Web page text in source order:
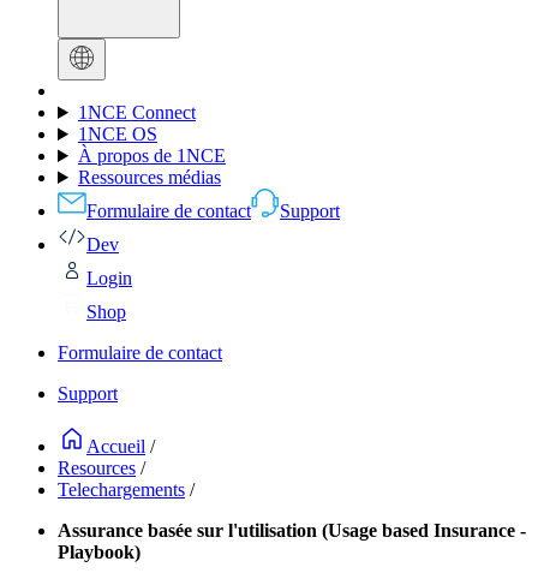
1NCE Connect
1NCE OS
À propos de 1NCE
Ressources médias
Formulaire de contact
Support
Dev
Login
Shop
Formulaire de contact
Support
Accueil /
Resources /
Telechargements /
Assurance basée sur l'utilisation (Usage based Insurance -
Playbook)